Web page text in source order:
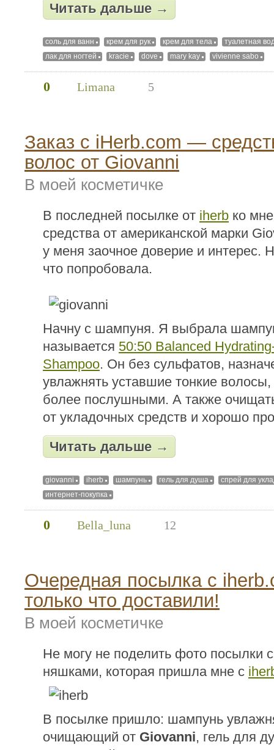
Читать дальше →
соль для ванн крем для рук крем для тела
туалетная
лак для ногтей
kracie dove mary kay vivienne sabo
0 Limana 5
Заказ с iHerb.com —
волос от Giovanni
В моей косметичке
В последней посылке от iherb ко
средства от американской марки
у меня заочное доверие и интерес.
что попробовала.
Начну с шампуня. Я выбрала
называется 50:50 Balanced
Shampoo. Он без сульфатов,
увлажнять уставшие тонкие волосы,
более послушными. А также
от укладочных средств и хорошо
Читать дальше →
giovanni iherb шампунь гель для душа
спрей для
интернет-покупка
0 Bella_luna 12
Очередная посылка с
только что доставили!
В моей косметичке
Не могу не поделить фото посылки
няшками, которая пришла мне с
В посылке пришло: шампунь
очищающий от Giovanni, гель для